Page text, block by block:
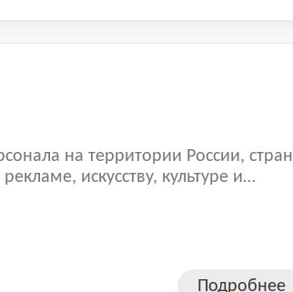
на территории России, стран
искусству, культуре и
Подробнее